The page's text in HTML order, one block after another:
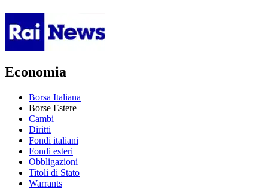
Economia
Borsa Italiana
Borse Estere
Cambi
Diritti
Fondi italiani
Fondi esteri
Obbligazioni
Titoli di Stato
Warrants